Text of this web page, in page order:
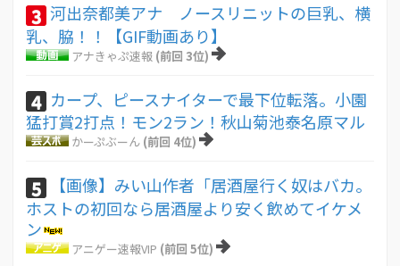
3 河出奈都美アナ ノースリニットの巨乳、横
乳、脇！！【GIF動画あり】
アナきゃぷ速報 (前回 3位)
4 カープ、ピースナイターで最下位転落。小園
猛打賞2打点！モン2ラン！秋山菊池泰名原マル
かーぷぶーん (前回 4位)
5
【画像】みい山作者「居酒屋行く奴はバカ。
ホストの初回なら居酒屋より安く飲めてイケメ
ン
アニゲー速報VIP (前回 5位)